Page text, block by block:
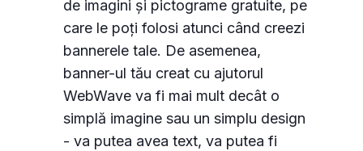
de imagini și pictograme gratuite, pe
care le poți folosi atunci când creezi
bannerele tale. De asemenea,
banner-ul tău creat cu ajutorul
WebWave va fi mai mult decât o
simplă imagine sau un simplu design
- va putea avea text, va putea fi